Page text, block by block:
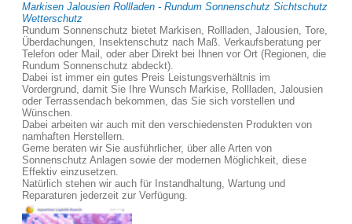
Markisen Jalousien Rollladen - Rundum Sonnenschutz Sichtschutz
Wetterschutz
Rundum Sonnenschutz bietet Markisen, Rollladen, Jalousien, Tore,
Überdachungen, Insektenschutz nach Maß. Verkaufsberatung per
Telefon oder Mail, oder aber Direkt bei Ihnen vor Ort (Regionen, die
Rundum Sonnenschutz abdeckt).
Dabei ist immer ein gutes Preis Leistungsverhältnis im
Vordergrund, damit Sie Ihre Wunsch Markise, Rollladen, Jalousien
oder Terrassendach bekommen, das Sie sich vorstellen und
Wünschen.
Dabei arbeiten wir auch mit den verschiedensten Produkten von
namhaften Herstellern.
Gerne beraten wir Sie ausführlicher, über alle Arten von
Sonnenschutz Anlagen sowie der modernen Möglichkeit, diese
Effektiv einzusetzen.
Natürlich stehen wir auch für Instandhaltung, Wartung und
Reparaturen jederzeit zur Verfügung.